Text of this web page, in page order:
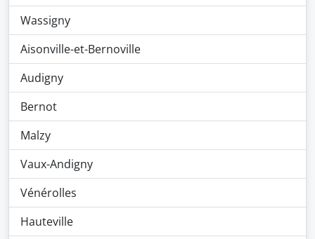
Wassigny
Aisonville-et-Bernoville
Audigny
Bernot
Malzy
Vaux-Andigny
Vénérolles
Hauteville